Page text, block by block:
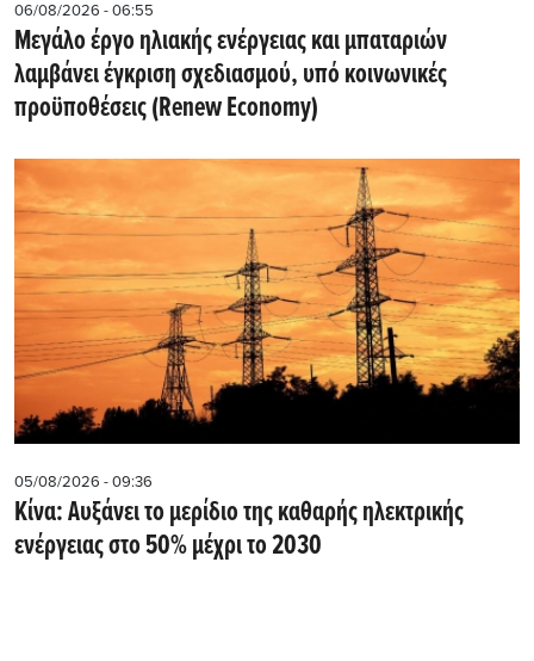
06/08/2026 - 06:55
Μεγάλο έργο ηλιακής ενέργειας και μπαταριών
λαμβάνει έγκριση σχεδιασμού, υπό κοινωνικές
προϋποθέσεις (Renew Economy)
05/08/2026 - 09:36
Κίνα: Αυξάνει το μερίδιο της καθαρής ηλεκτρικής
ενέργειας στο 50% μέχρι το 2030